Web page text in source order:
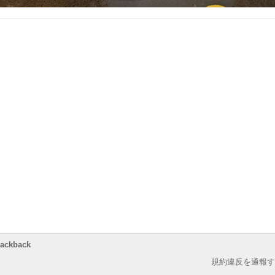
規約違反を通報